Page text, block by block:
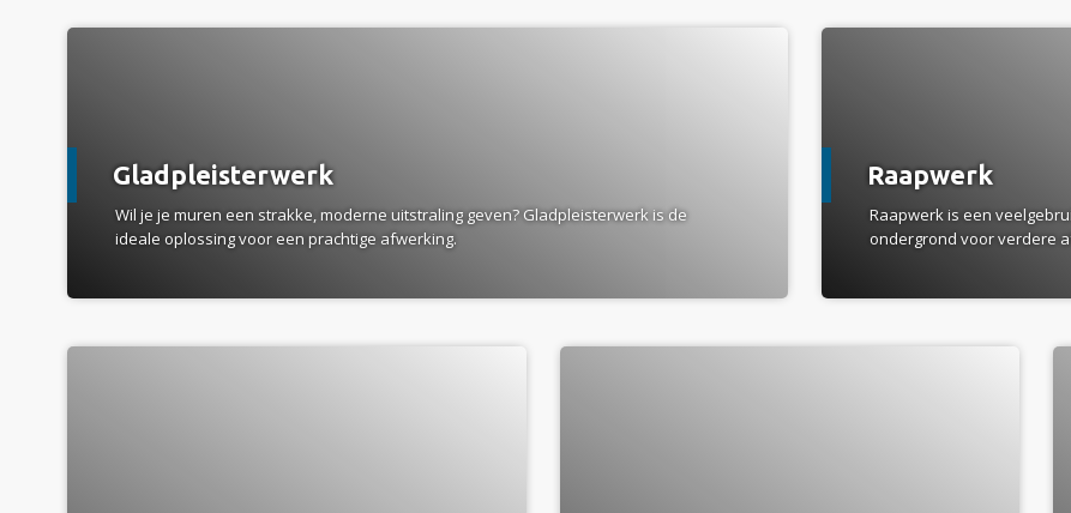
Gladpleisterwerk
Wil je je muren een strakke, moderne uitstraling geven? Gladpleisterwerk is de
ideale oplossing voor een prachtige afwerking.
Raapwerk
Raapwerk is een
ondergrond voor verdere